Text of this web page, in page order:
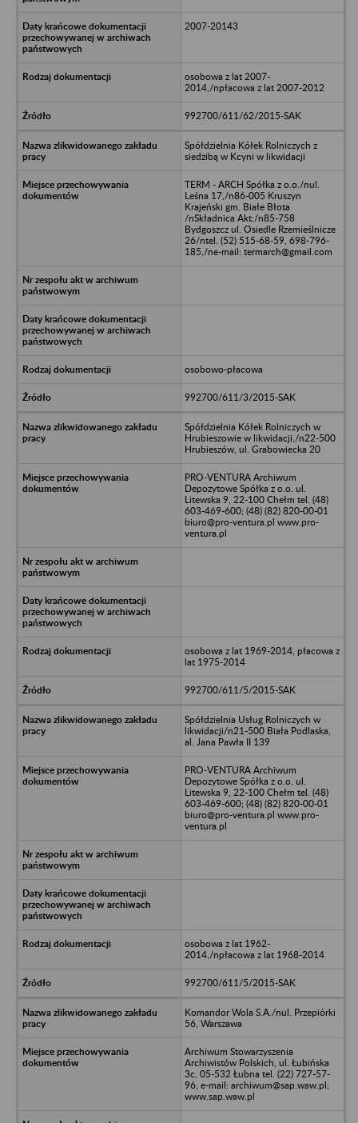
2007-20143
osobowa z lat 2007-
2014,/npłacowa z lat 2007-2012
992700/611/62/2015-SAK
Spółdzielnia Kółek Rolniczych z
siedzibą w Kcyni w likwidacji
TERM - ARCH Spółka z o.o./nul.
Leśna 17,/n86-005 Kruszyn
Krajeński gm. Białe Błota
/nSkładnica Akt:/n85-758
Bydgoszcz ul. Osiedle Rzemieślnicze
26/ntel. (52) 515-68-59, 698-796-
185,/ne-mail: termarch@gmail.com
osobowo-płacowa
992700/611/3/2015-SAK
Spółdzielnia Kółek Rolniczych w
Hrubieszowie w likwidacji,/n22-500
Hrubieszów, ul. Grabowiecka 20
PRO-VENTURA Archiwum
Depozytowe Spółka z o.o. ul.
Litewska 9, 22-100 Chełm tel. (48)
603-469-600; (48) (82) 820-00-01
biuro@pro-ventura.pl www.pro-
ventura.pl
osobowa z lat 1969-2014, płacowa z
lat 1975-2014
992700/611/5/2015-SAK
Spółdzielnia Usług Rolniczych w
likwidacji/n21-500 Biała Podlaska,
al. Jana Pawła II 139
PRO-VENTURA Archiwum
Depozytowe Spółka z o.o. ul.
Litewska 9, 22-100 Chełm tel. (48)
603-469-600; (48) (82) 820-00-01
biuro@pro-ventura.pl www.pro-
ventura.pl
osobowa z lat 1962-
2014,/npłacowa z lat 1968-2014
992700/611/5/2015-SAK
Komandor Wola S.A./nul. Przepiórki
56, Warszawa
Archiwum Stowarzyszenia
Archiwistów Polskich, ul. Łubińska
3c, 05-532 Łubna tel. (22) 727-57-
96, e-mail: archiwum@sap.waw.pl;
www.sap.waw.pl